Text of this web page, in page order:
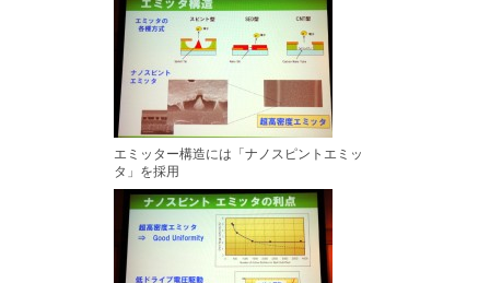
エミッター構造には「ナノスピントエミッ
タ」を採用